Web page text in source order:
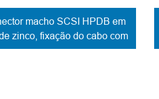
macho SCSI HPDB em
zinco, fixação do cabo com
parafuso